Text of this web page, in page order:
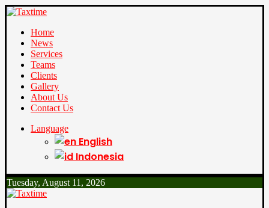
Home
News
Services
Teams
Clients
Gallery
About Us
Contact Us
Language
English
Indonesia
Tuesday, August 11, 2026